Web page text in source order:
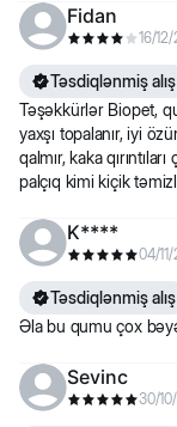
Fidan
16/
Təsdiqlənmiş alış
Təşəkkürlər Biopet,
yaxşı topalanır, iyi
qalmır, kaka
palçıq kimi kiçik
K****
04/
Təsdiqlənmiş alış
Əla bu qumu çox
Sevinc
30/